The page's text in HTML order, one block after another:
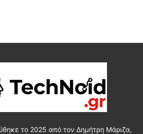
το 2025 από τον Δημήτρη Μάριζα,